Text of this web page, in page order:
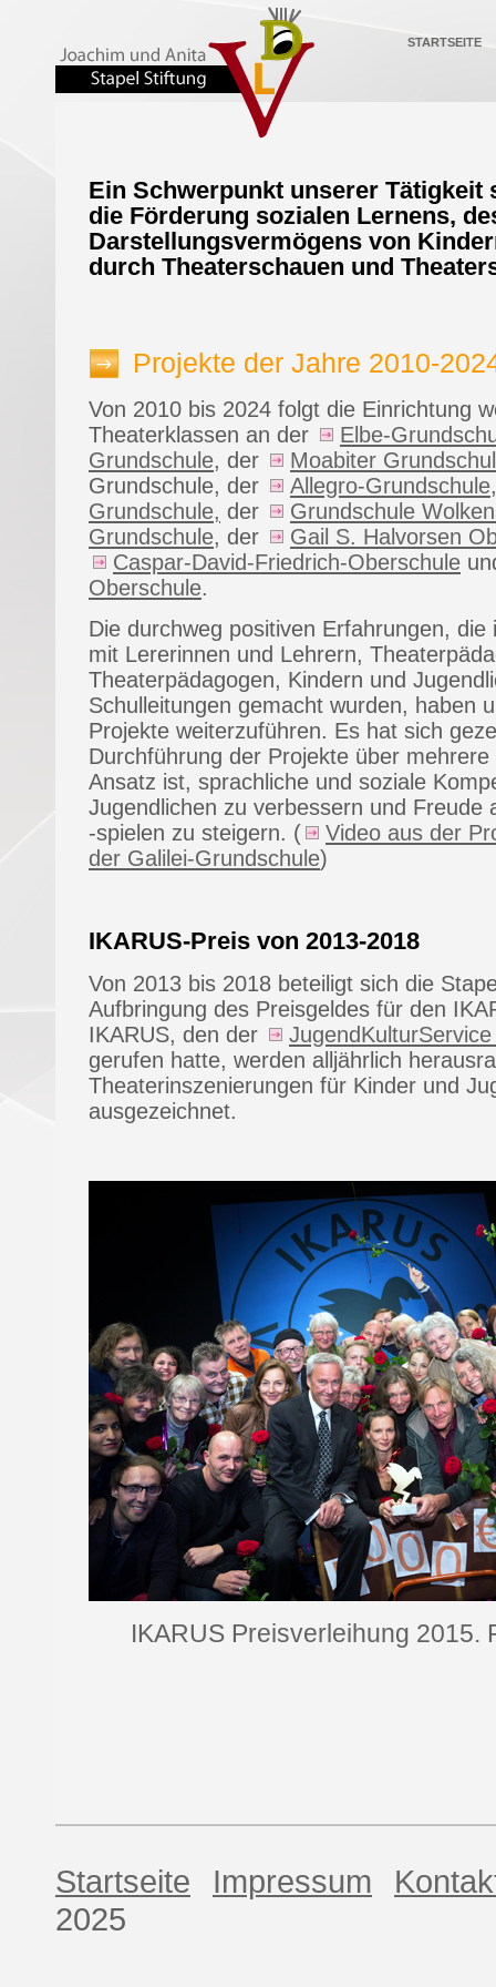
Ein Schwerpunkt unserer Tätigkeit
die Förderung sozialen Lernens,
Darstellungsvermögens von
durch Theaterschauen und
Projekte der Jahre 2010-
Von 2010 bis 2024 folgt die Einrichtung
Theaterklassen an der
Elbe-
Grundschule, der
Moabiter
Grundschule, der
Allegro-Grundschule
Grundschule, der
Grundschule
Grundschule, der
Gail S. Halvorsen
Caspar-David-Friedrich-Oberschule
Oberschule.
Die durchweg positiven Erfahrungen, die
mit Lererinnen und Lehrern,
Theaterpädagogen, Kindern und
Schulleitungen gemacht wurden, haben
Projekte weiterzuführen. Es hat sich
Durchführung der Projekte über
Ansatz ist, sprachliche und soziale
Jugendlichen zu verbessern und Freude
-spielen zu steigern. (
Video aus der
der Galilei-Grundschule)
IKARUS-Preis von 2013-2018
Von 2013 bis 2018 beteiligt sich die
Aufbringung des Preisgeldes für den
IKARUS, den der
gerufen hatte, werden alljährlich
Theaterinszenierungen für Kinder und
ausgezeichnet.
IKARUS Preisverleihung 2015.
STARTSEITE
Startseite Impressum
2025